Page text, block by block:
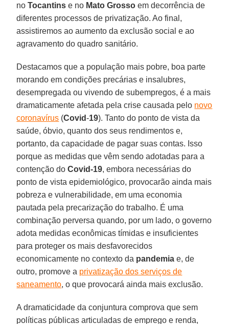
noTocantins e no Mato Grosso em decorrência de
diferentes processos de privatização. Ao final,
assistiremos ao aumento da exclusão social e ao
agravamento do quadro sanitário.
Destacamos que a população mais pobre, boa parte
morando em condições precárias e insalubres,
desempregada ou vivendo de subempregos, é a mais
dramaticamente afetada pela crise causada pelo novo
coronavírus (Covid-19). Tanto do ponto de vista da
saúde, óbvio, quanto dos seus rendimentos e,
portanto, da capacidade de pagar suas contas. Isso
porque as medidas que vêm sendo adotadas para a
contenção doCovid-19, embora necessárias do
ponto de vista epidemiológico, provocarão ainda mais
pobreza e vulnerabilidade, em uma economia
pautada pela precarização do trabalho. É uma
combinação perversa quando, por um lado, o governo
adota medidas econômicas tímidas e insuficientes
para proteger os mais desfavorecidos
economicamente no contexto da pandemia e, de
outro, promove a privatização dos serviços de
saneamento, o que provocará ainda mais exclusão.
A dramaticidade da conjuntura comprova que sem
políticas públicas articuladas de emprego e renda,